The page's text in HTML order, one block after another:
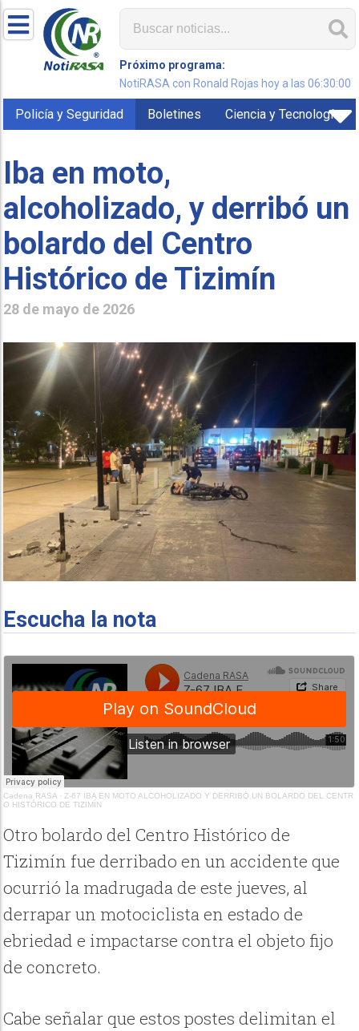
Próximo programa:
NotiRASA con Ronald Rojas hoy a las 06:30:00
Policía y Seguridad Boletines Ciencia y Tecnología
Iba en moto,
alcoholizado, y derribó un
bolardo del Centro
Histórico de Tizimín
28 de mayo de 2026
Escucha la nota
Cadena RASA ·Z-67 IBA EN MOTO ALCOHOLIZADO Y DERRIBÓ UN BOLARDO DEL CENTR
O HISTÓRICO DE TIZIMÍN
Otro bolardo del Centro Histórico de
Tizimín fue derribado en un accidente que
ocurrió la madrugada de este jueves, al
derrapar un motociclista en estado de
ebriedad e impactarse contra el objeto fijo
de concreto.
Cabe señalar que estos postes delimitan el